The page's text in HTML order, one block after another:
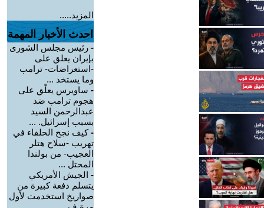
المزيد.....
احدث الأخبار المهمة
- رئيس مجلس الشورى
بإيران يعلق على
-استعراضات- ترامب
وما يستخد ...
- ساويرس يعلّق على
هجوم ترامب ضد
عبدالرحمن السيد
بسبب إسرائيل. ...
-كيف نجح الحلفاء في
تهريب -سلاح هتلر
العجيب- من بولندا
المحتل ...
- الجيش الأمريكي
يتسلم دفعة كبيرة من
صواريخ استخدمت لأول